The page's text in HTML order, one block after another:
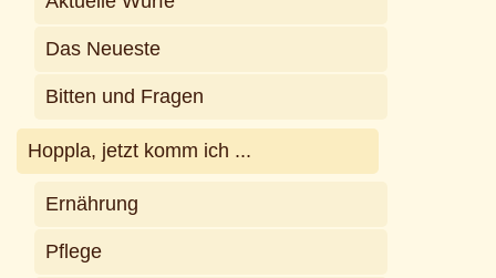
Das Neueste
Bitten und Fragen
Hoppla, jetzt komm ich ...
Ernährung
Pflege